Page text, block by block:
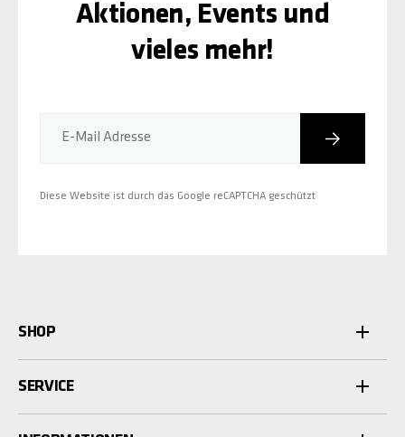
E-Mail Adresse
Diese Website ist durch das Google reCAPTCHA geschützt
Aktionen, Events und
vieles mehr!
SHOP
SERVICE